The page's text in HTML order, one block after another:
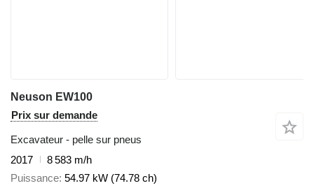
Neuson EW100
Prix sur demande
Excavateur - pelle sur pneus
2017
8 583 m/h
Puissance 54.97 kW (74.78 ch)